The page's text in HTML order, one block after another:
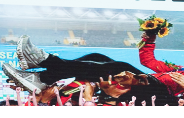
일과시간표
성과평가자료
스쿨버스 운행 안내
급식안내
서식자료실
학부모방
정기고사 기출문제
입학금/수업료
교복구입안내